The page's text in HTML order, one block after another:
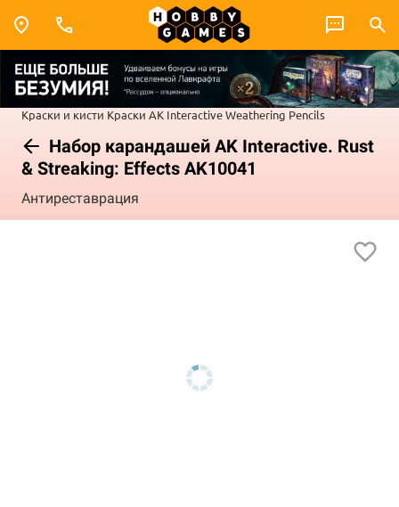
Краски и кисти Краски AK InteractiveWeathering Pencils
Набор карандашей AK Interactive. Rust
& Streaking: Effects AK10041
Антиреставрация